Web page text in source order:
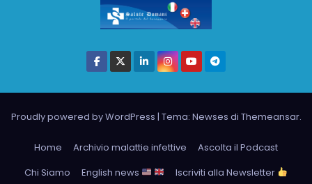
Proudly powered by WordPress | Tema: Newses di Themeansar.
Home Archivio malattie infettive
Ascolta il Podcast
Chi Siamo
English news
Iscriviti alla Newsletter